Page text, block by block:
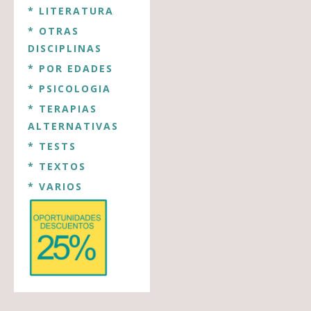
* LITERATURA
* OTRAS
DISCIPLINAS
* POR EDADES
* PSICOLOGIA
* TERAPIAS
ALTERNATIVAS
* TESTS
* TEXTOS
* VARIOS